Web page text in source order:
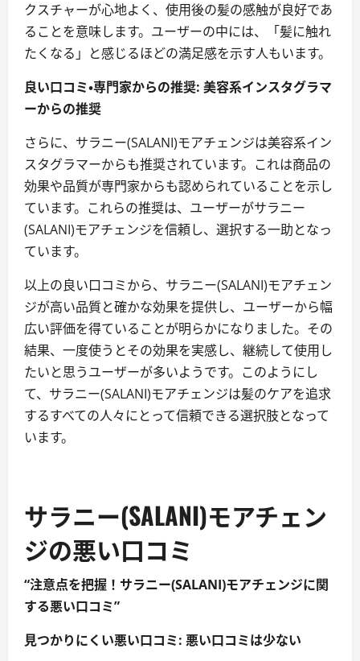
クスチャーが心地よく、使用後の髪の感触が良好であ
ることを意味します。ユーザーの中には、「髪に触れ
たくなる」と感じるほどの満足感を示す人もいます。
良い口コミ・専門家からの推奨: 美容系インスタグラマ
ーからの推奨
さらに、サラニー(SALANI)モアチェンジは美容系イン
スタグラマーからも推奨されています。これは商品の
効果や品質が専門家からも認められていることを示し
ています。これらの推奨は、ユーザーがサラニー
(SALANI)モアチェンジを信頼し、選択する一助となっ
ています。
以上の良い口コミから、サラニー(SALANI)モアチェン
ジが高い品質と確かな効果を提供し、ユーザーから幅
広い評価を得ていることが明らかになりました。その
結果、一度使うとその効果を実感し、継続して使用し
たいと思うユーザーが多いようです。このようにし
て、サラニー(SALANI)モアチェンジは髪のケアを追求
するすべての人々にとって信頼できる選択肢となって
います。
サラニー(SALANI)モアチェン
ジの悪い口コミ
“注意点を把握！サラニー(SALANI)モアチェンジに関
する悪い口コミ”
見つかりにくい悪い口コミ: 悪い口コミは少ない